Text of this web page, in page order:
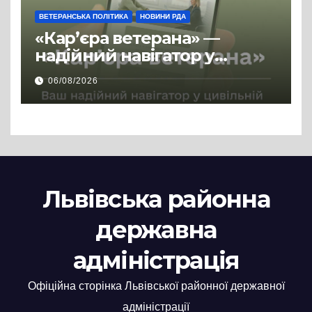
ВЕТЕРАНСЬКА ПОЛІТИКА НОВИНИ РДА
«Кар’єра ветерана» —
надійний навігатор у
цивільній професії
06/08/2026
Львівська районна
державна
адміністрація
Офіційна сторінка Львівської районної державної
адміністрації